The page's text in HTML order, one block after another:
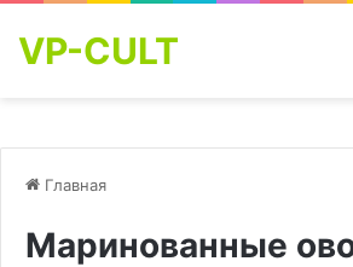
VP-CULT
Главная
Маринованные